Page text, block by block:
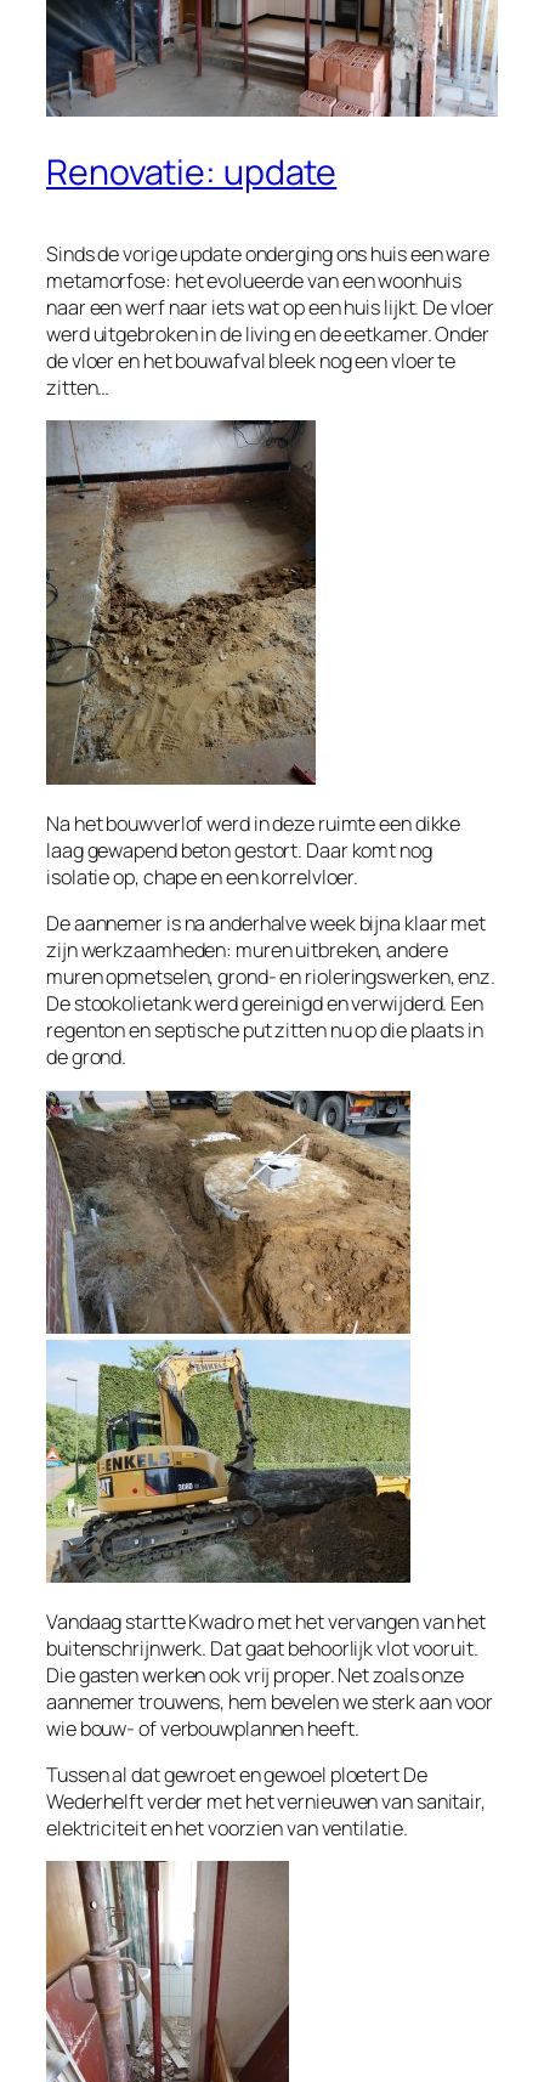
Renovatie: update
Sinds de vorige update onderging ons huis een ware
metamorfose: het evolueerde van een woonhuis
naar een werf naar iets wat op een huis lijkt. De vloer
werd uitgebroken in de living en de eetkamer. Onder
de vloer en het bouwafval bleek nog een vloer te
zitten…
Na het bouwverlof werd in deze ruimte een dikke
laag gewapend beton gestort. Daar komt nog
isolatie op, chape en een korrelvloer.
De aannemer is na anderhalve week bijna klaar met
zijn werkzaamheden: muren uitbreken, andere
muren opmetselen, grond- en rioleringswerken, enz.
De stookolietank werd gereinigd en verwijderd. Een
regenton en septische put zitten nu op die plaats in
de grond.
Vandaag startte Kwadro met het vervangen van het
buitenschrijnwerk. Dat gaat behoorlijk vlot vooruit.
Die gasten werken ook vrij proper. Net zoals onze
aannemer trouwens, hem bevelen we sterk aan voor
wie bouw- of verbouwplannen heeft.
Tussen al dat gewroet en gewoel ploetert De
Wederhelft verder met het vernieuwen van sanitair,
elektriciteit en het voorzien van ventilatie.